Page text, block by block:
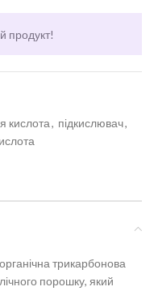
продукт!
кислота, підкислювач,
трикарбонова
порошку, який